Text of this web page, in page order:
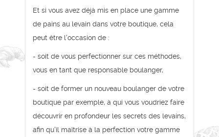
Et si vous avez déjà mis en place une gamme
de pains au levain dans votre boutique, cela
peut être l'occasion de :
- soit de vous perfectionner sur ces méthodes,
vous en tant que responsable boulanger,
- soit de former un nouveau boulanger de votre
boutique par exemple, à qui vous voudriez faire
découvrir en profondeur les secrets des levains,
afin qu'il maîtrise à la perfection votre gamme